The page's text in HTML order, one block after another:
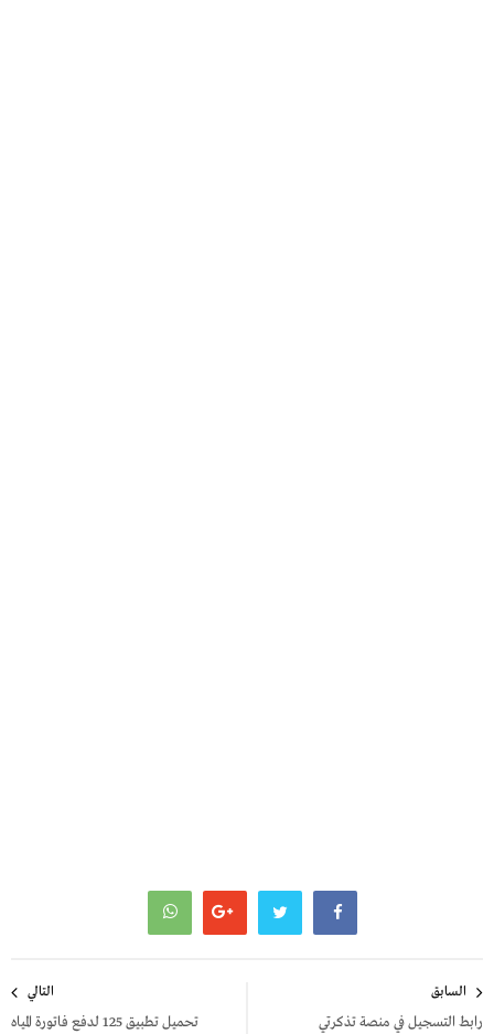
المقالات
السابق
رابط التسجيل في منصة تذكرتي
التالي
تحميل تطبيق 125 لدفع فاتورة المياه